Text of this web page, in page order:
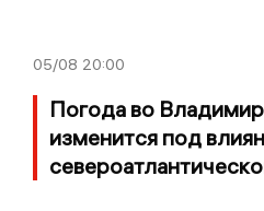
05/08 20:00
Погода во
изменится под